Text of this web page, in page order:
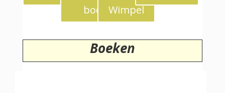
boekenWimpel
Boeken